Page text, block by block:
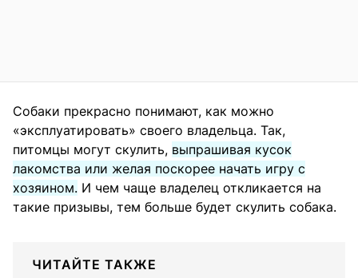
Собаки прекрасно понимают, как можно
«эксплуатировать» своего владельца. Так,
питомцы могут скулить, выпрашивая кусок
лакомства или желая поскорее начать игру с
хозяином. И чем чаще владелец откликается на
такие призывы, тем больше будет скулить собака.
ЧИТАЙТЕ ТАКЖЕ